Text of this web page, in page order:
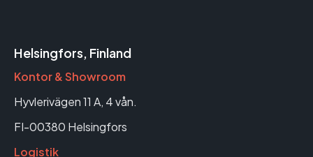
Helsingfors, Finland
Kontor & Showroom
Hyvlerivägen 11 A, 4 vån.
FI-00380 Helsingfors
Logistik